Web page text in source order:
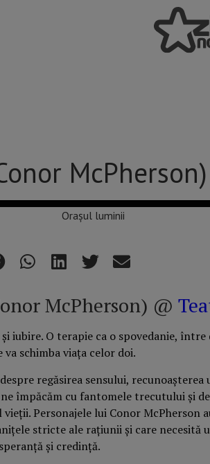
McPherson) @
iubire. O terapie ca o spovedanie,
va schimba viața celor doi.
regăsirea sensului,
împăcăm cu fantomele trecutului și
Personajele lui Conor McPherson
stricte ale rațiunii și care necesită
și credință.